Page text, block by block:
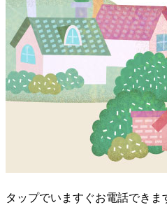
タップでいますぐお電話できま